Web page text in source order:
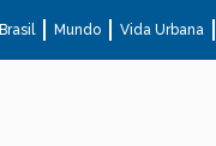
Brasil Mundo Vida Urbana